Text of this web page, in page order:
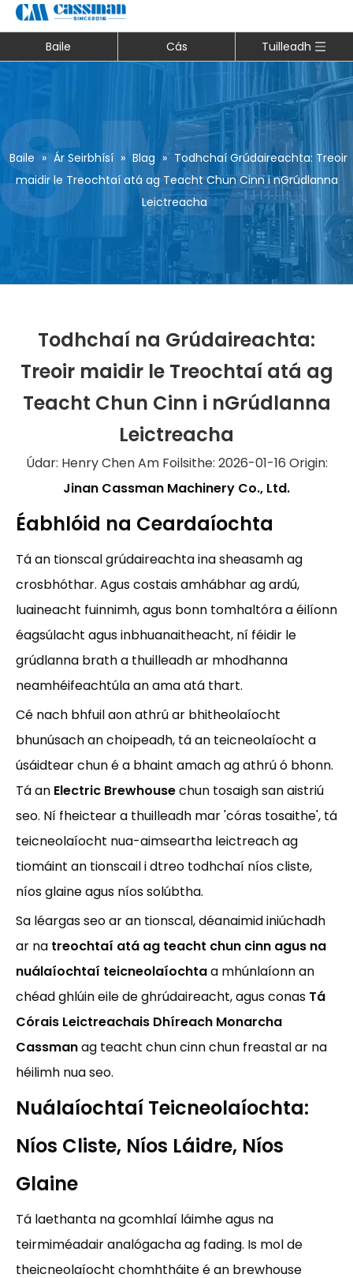
Baile Cás Tuilleadh
Baile » Ár Seirbhísí » Blag » Todhchaí Grúdaireachta: Treoir
maidir le Treochtaí atá ag Teacht Chun Cinn i nGrúdlanna
Leictreacha
Todhchaí na Grúdaireachta:
Treoir maidir le Treochtaí atá ag
Teacht Chun Cinn i nGrúdlanna
Leictreacha
Údar: Henry Chen Am Foilsithe: 2026-01-16 Origin:
Jinan Cassman Machinery Co., Ltd.
Éabhlóid na Ceardaíochta
Tá an tionscal grúdaireachta ina sheasamh ag
crosbhóthar. Agus costais amhábhar ag ardú,
luaineacht fuinnimh, agus bonn tomhaltóra a éilíonn
éagsúlacht agus inbhuanaitheacht, ní féidir le
grúdlanna brath a thuilleadh ar mhodhanna
neamhéifeachtúla an ama atá thart.
Cé nach bhfuil aon athrú ar bhitheolaíocht
bhunúsach an choipeadh, tá an teicneolaíocht a
úsáidtear chun é a bhaint amach ag athrú ó bhonn.
Tá an Electric Brewhousechun tosaigh san aistriú
seo. Ní fheictear a thuilleadh mar 'córas tosaithe', tá
teicneolaíocht nua-aimseartha leictreach ag
tiomáint an tionscail i dtreo todhchaí níos cliste,
níos glaine agus níos solúbtha.
Sa léargas seo ar an tionscal, déanaimid iniúchadh
ar na treochtaí atá ag teacht chun cinn agus na
nuálaíochtaí teicneolaíochtaa mhúnlaíonn an
chéad ghlúin eile de ghrúdaireacht, agus conas Tá
Córais Leictreachais Dhíreach Monarcha
Cassmanag teacht chun cinn chun freastal ar na
héilimh nua seo.
Nuálaíochtaí Teicneolaíochta:
Níos Cliste, Níos Láidre, Níos
Glaine
Tá laethanta na gcomhlaí láimhe agus na
teirmiméadair analógacha ag fading. Is mol de
theicneolaíocht chomhtháite é an brewhouse